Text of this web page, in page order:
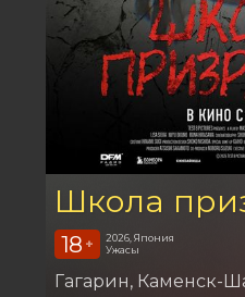
Школа
18 +
2026, Япония
Ужасы
Гагарин Каменск-